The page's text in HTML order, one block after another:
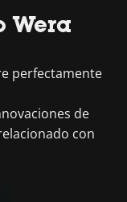
Wera
perfectamente
de
con